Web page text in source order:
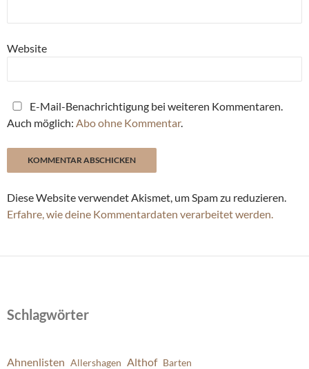
Website
E-Mail-Benachrichtigung bei weiteren Kommentaren.
Auch möglich: Abo ohne Kommentar.
Diese Website verwendet Akismet, um Spam zu reduzieren.
Erfahre, wie deine Kommentardaten verarbeitet werden.
Schlagwörter
Ahnenlisten Allershagen Althof Barten